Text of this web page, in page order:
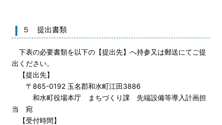
５ 提出書類
下表の必要書類を以下の【提出先】へ持参又は郵送にてご提
出ください。
【提出先】
〒865-0192 玉名郡和水町江田3886
和水町役場本庁 まちづくり課 先端設備等導入計画担
当 宛
【受付時間】